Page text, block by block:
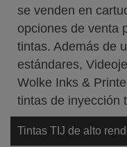
se venden en
opciones de venta
tintas. Además de
estándares,
Wolke Inks &
tintas de inyección
Tintas TIJ de alto